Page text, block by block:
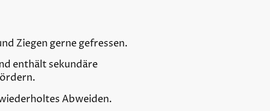
Ziegen gerne gefressen.
enthält sekundäre
Abweiden.